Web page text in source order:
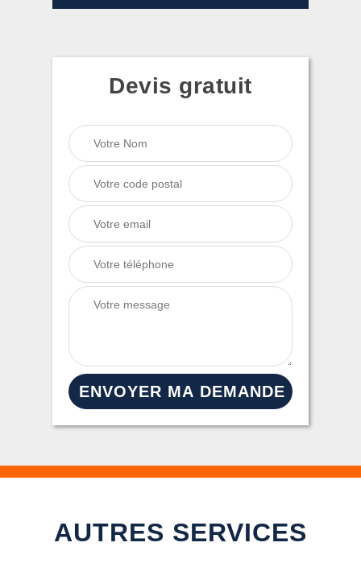
Devis gratuit
AUTRES SERVICES